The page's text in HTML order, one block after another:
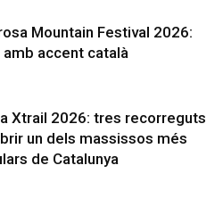
Mountain Festival 2026:
amb accent català
Xtrail 2026: tres recorreguts
un dels massissos més
de Catalunya